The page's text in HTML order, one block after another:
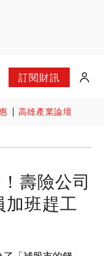
訂閱財訊
高雄產業論壇
壽險公司
加班趕工